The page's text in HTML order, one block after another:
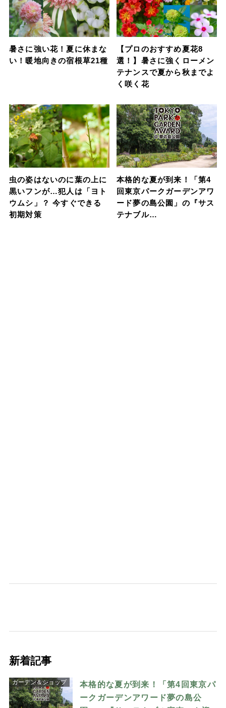
暑さに強い花！夏に休まな
い！暖地向きの宿根草21種
【プロのおすすめ夏花8
選！】暑さに強くローメン
テナンスで夏から秋までよ
く咲く花
虫の姿はないのに葉の上に
黒いフンが…犯人は「ヨト
ウムシ」？ 今すぐできる
初期対策
本格的な夏が到来！「第4
回東京パークガーデンアワ
ード夢の島公園」の『サス
テナブル…
新着記事
ガーデン＆ショップ
本格的な夏が到来！「第4回東京パ
ークガーデンアワード夢の島公